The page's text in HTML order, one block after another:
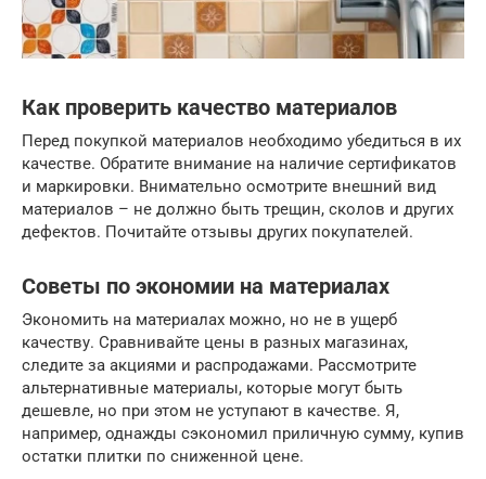
Как проверить качество материалов
Перед покупкой материалов необходимо убедиться в их
качестве. Обратите внимание на наличие сертификатов
и маркировки. Внимательно осмотрите внешний вид
материалов – не должно быть трещин, сколов и других
дефектов. Почитайте отзывы других покупателей.
Советы по экономии на материалах
Экономить на материалах можно, но не в ущерб
качеству. Сравнивайте цены в разных магазинах,
следите за акциями и распродажами. Рассмотрите
альтернативные материалы, которые могут быть
дешевле, но при этом не уступают в качестве. Я,
например, однажды сэкономил приличную сумму, купив
остатки плитки по сниженной цене.